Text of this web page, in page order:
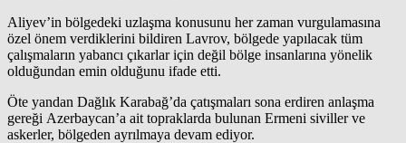
Aliyev’in bölgedeki uzlaşma konusunu her zaman vurgulamasına
özel önem verdiklerini bildiren Lavrov, bölgede yapılacak tüm
çalışmaların yabancı çıkarlar için değil bölge insanlarına yönelik
olduğundan emin olduğunu ifade etti.
Öte yandan Dağlık Karabağ’da çatışmaları sona erdiren anlaşma
gereği Azerbaycan’a ait topraklarda bulunan Ermeni siviller ve
askerler, bölgeden ayrılmaya devam ediyor.